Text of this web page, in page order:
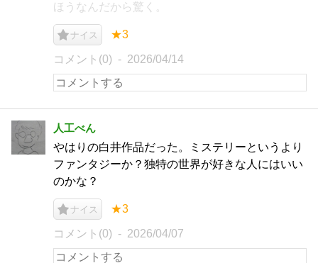
ほうなんだから驚く。
ナイス ★3
コメント(0) 2026/04/14
人工べん
やはりの白井作品だった。ミステリーというより
ファンタジーか？独特の世界が好きな人にはいい
のかな？
ナイス ★3
コメント(0) 2026/04/07